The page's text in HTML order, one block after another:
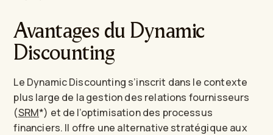
Avantages du Dynamic
Discounting
Le Dynamic Discounting s’inscrit dans le contexte
plus large de la gestion des relations fournisseurs
(SRM*) et de l’optimisation des processus
financiers. Il offre une alternative stratégique aux